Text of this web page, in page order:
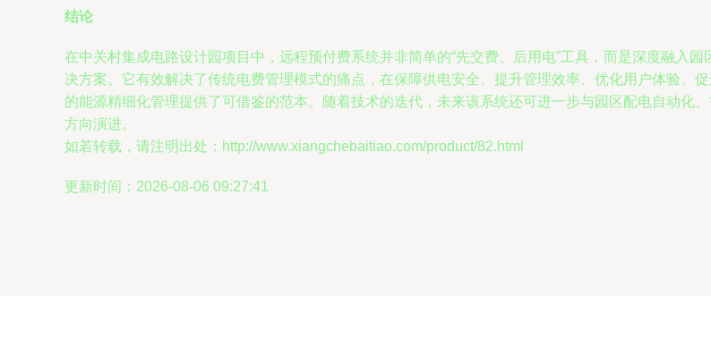
结论
在中关村集成电路设计园项目中，远程预付费系统并非简单的“先交费、后用电”工具，而是深度融入
决方案。它有效解决了传统电费管理模式的痛点，在保障供电安全、提升管理效率、优化用户体验、
的能源精细化管理提供了可借鉴的范本。随着技术的迭代，未来该系统还可进一步与园区配电自动化
方向演进。
如若转载，请注明出处：http://www.xiangchebaitiao.com/product/82.html
更新时间：2026-08-06 09:27:41